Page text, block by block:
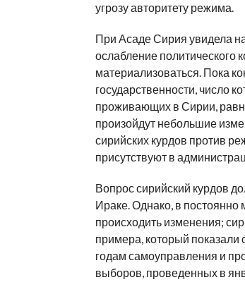
угрозу авторитету режима.
При Асаде Сирия увидела
ослабление политического
материализоваться. Пока
государственности, число
проживающих в Сирии,
произойдут небольшие
сирийских курдов против
присутствуют в
Вопрос сирийский курдов
Ираке. Однако, в
происходить изменения;
примера, который
годам самоуправления и
выборов, проведенных в